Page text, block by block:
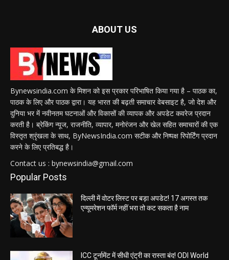
ABOUT US
Bynewsindia.com के मिशन को इस प्रकार परिभाषित किया गया है – पाठक का,
पाठक के लिए और पाठक द्वारा। यह भारत की बढ़ती समाचार वेबसाइट है, जो देश और
दुनिया भर में नवीनतम घटनाओं और विकासों की व्यापक और अपडेट कवरेज प्रदान
करती है। ब्रेकिंग न्यूज, राजनीति, व्यापार, मनोरंजन और खेल सहित समाचारों की एक
विस्तृत श्रृंखला के साथ, ByNewsIndia.com सटीक और निष्पक्ष रिपोर्टिंग प्रदान
करने के लिए प्रतिबद्ध है।
Contact us : bynewsindia@gmail.com
Popular Posts
दिल्ली में वोटर लिस्ट पर बड़ा अपडेट! 17 अगस्त तक
एन्यूमरेशन फॉर्म नहीं भरा तो कट सकता है नाम
ICC टूर्नामेंट में सीधी एंट्री का रास्ता बंद! ODI World